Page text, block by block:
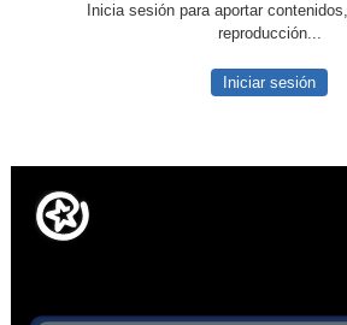
Inicia sesión para aportar
reproducción...
Iniciar sesión